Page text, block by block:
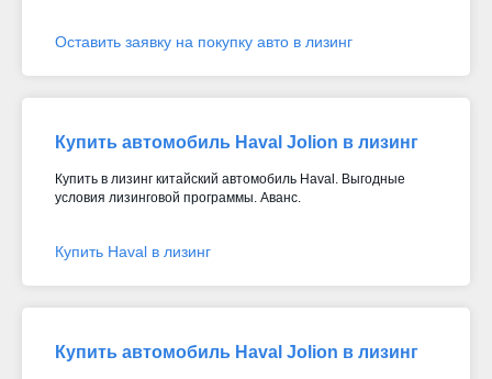
Оставить заявку на покупку авто в лизинг
Купить автомобиль Haval Jolion в лизинг
Купить в лизинг китайский автомобиль Haval. Выгодные
условия лизинговой программы. Аванс.
Купить Haval в лизинг
Купить автомобиль Haval Jolion в лизинг